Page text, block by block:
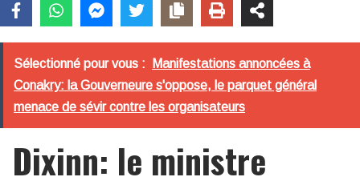
Sélectionné pour vous :
Manifestations annoncées à
Conakry: la Gouverneure s'oppose, le parquet général
menace de sévir contre les organisateurs
Dixinn: le ministre